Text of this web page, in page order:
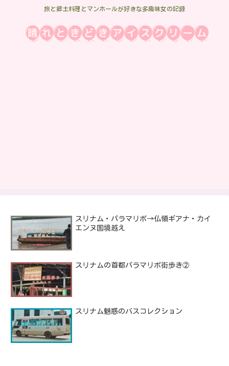
旅と郷土料理とマンホールが好きな多趣味女の記録
スリナム・パラマリボ→仏領ギアナ・カイ
エンヌ国境越え
スリナムの首都パラマリボ街歩き②
スリナム魅惑のバスコレクション